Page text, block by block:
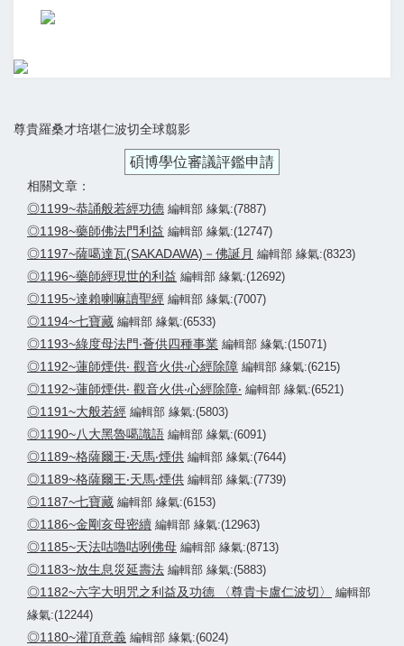
尊貴羅桑才培堪仁波切全球翦影
碩博學位審議評鑑申請
相關文章：
◎1199~恭誦般若經功德 編輯部 緣氣:(7887)
◎1198~藥師佛法門利益 編輯部 緣氣:(12747)
◎1197~薩噶達瓦(SAKADAWA)－佛誕月 編輯部 緣氣:(8323)
◎1196~藥師經現世的利益 編輯部 緣氣:(12692)
◎1195~達賴喇嘛讀聖經 編輯部 緣氣:(7007)
◎1194~七寶藏 編輯部 緣氣:(6533)
◎1193~綠度母法門‧薈供四種事業 編輯部 緣氣:(15071)
◎1192~蓮師煙供‧ 觀音火供‧心經除障 編輯部 緣氣:(6215)
◎1192~蓮師煙供‧ 觀音火供‧心經除障‧ 編輯部 緣氣:(6521)
◎1191~大般若經 編輯部 緣氣:(5803)
◎1190~八大黑魯噶識語 編輯部 緣氣:(6091)
◎1189~格薩爾王‧天馬‧煙供 編輯部 緣氣:(7644)
◎1189~格薩爾王‧天馬‧煙供 編輯部 緣氣:(7739)
◎1187~七寶藏 編輯部 緣氣:(6153)
◎1186~金剛亥母密續 編輯部 緣氣:(12963)
◎1185~天法咕嚕咕咧佛母 編輯部 緣氣:(8713)
◎1183~放生息災延壽法 編輯部 緣氣:(5883)
◎1182~六字大明咒之利益及功德 〈尊貴卡盧仁波切〉
編輯部
緣氣:(12244)
◎1180~灌頂意義 編輯部 緣氣:(6024)